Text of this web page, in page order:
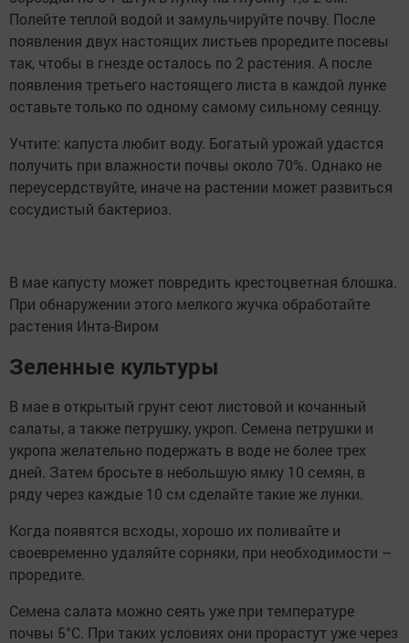
Полейте теплой водой и замульчируйте почву. После
появления двух настоящих листьев проредите посевы
так, чтобы в гнезде осталось по 2 растения. А после
появления третьего настоящего листа в каждой лунке
оставьте только по одному самому сильному сеянцу.
Учтите: капуста любит воду. Богатый урожай удастся
получить при влажности почвы около 70%. Однако не
переусердствуйте, иначе на растении может развиться
сосудистый бактериоз.
В мае капусту может повредить крестоцветная блошка.
При обнаружении этого мелкого жучка обработайте
растения Инта-Виром
Зеленные культуры
В мае в открытый грунт сеют листовой и кочанный
салаты, а также петрушку, укроп. Семена петрушки и
укропа желательно подержать в воде не более трех
дней. Затем бросьте в небольшую ямку 10 семян, в
ряду через каждые 10 см сделайте такие же лунки.
Когда появятся всходы, хорошо их поливайте и
своевременно удаляйте сорняки, при необходимости –
проредите.
Семена салата можно сеять уже при температуре
почвы 5°C. При таких условиях они прорастут уже через